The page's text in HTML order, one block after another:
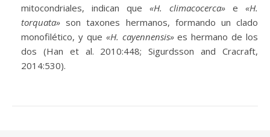
mitocondriales, indican que «H. climacocerca» e «H.
torquata» son taxones hermanos, formando un clado
monofilético, y que «H. cayennensis»es hermano de los
dos (Han et al. 2010:448; Sigurdsson and Cracraft,
2014:530).